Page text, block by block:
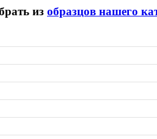
из образцов нашего